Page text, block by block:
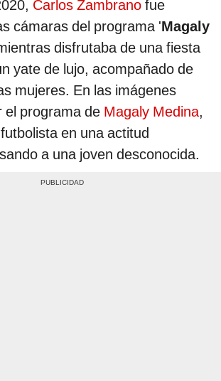
Carlos Zambrano fue
cámaras del programa 'Magaly
disfrutaba de una fiesta
yate de lujo, acompañado de
mujeres. En las imágenes
el programa de Magaly Medina,
en una actitud
a una joven desconocida.